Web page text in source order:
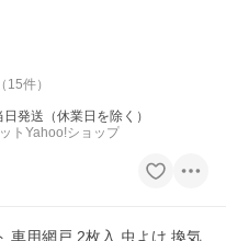
15件）
発送（休業日を除く）
トYahoo!ショップ
車用網戸 2枚入 虫よけ 換気